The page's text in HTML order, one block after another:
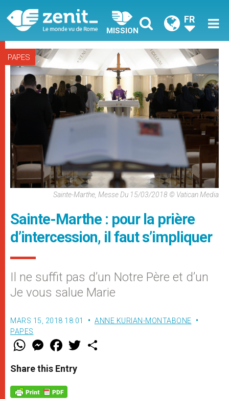
MISSION
FR
PAPES
Sainte-Marthe, Messe Du 15/03/2018 © Vatican Media
Sainte-Marthe : pour la prière
d’intercession, il faut s’impliquer
Il ne suffit pas d’un Notre Père et d’un
Je vous salue Marie
MARS 15, 2018 18:01
ANNE KURIAN-MONTABONE
PAPES
W
t
s
p
M
e
s
e
g
F
a
e
b
o
w
Share this Entry